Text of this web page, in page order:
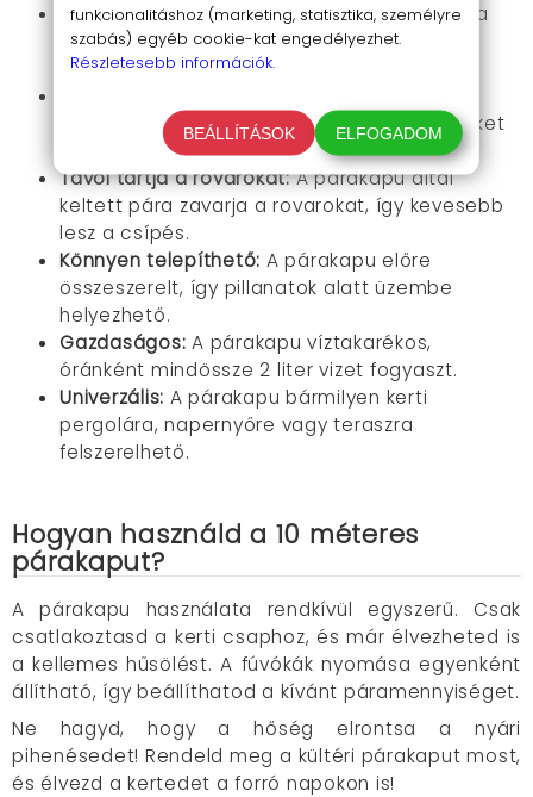
Friss levegőt biztosít:A párakapu párásítja a
levegőt, ami kellemesebb légzést tesz
lehetővé.
párás levegő enyhítheti az allergiás tüneteket
és a légzési nehézségeket.
Távol tartja a rovarokat:A párakapu által
keltett pára zavarja a rovarokat, így kevesebb
lesz a csípés.
Könnyen telepíthető: A párakapu előre
összeszerelt, így pillanatok alatt üzembe
helyezhető.
Gazdaságos: A párakapu víztakarékos,
óránként mindössze 2 liter vizet fogyaszt.
Univerzális: A párakapu bármilyen kerti
pergolára, napernyőre vagy teraszra
felszerelhető.
Hogyan használd a 10 méteres
párakaput?
A párakapu használata rendkívül egyszerű. Csak
csatlakoztasd a kerti csaphoz, és már élvezheted is
a kellemes hűsölést. A fúvókák nyomása egyenként
állítható, így beállíthatod a kívánt páramennyiséget.
Ne hagyd, hogy a hőség elrontsa a nyári
pihenésedet! Rendeld meg a kültéri párakaput most,
és élvezd a kertedet a forró napokon is!
funkcionalitáshoz (marketing, statisztika, személyre
szabás) egyéb cookie-kat engedélyezhet.
Részletesebb információk.
BEÁLLÍTÁSOK ELFOGADOM